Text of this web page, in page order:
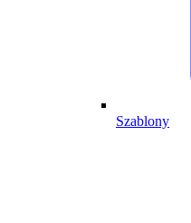
Szablony